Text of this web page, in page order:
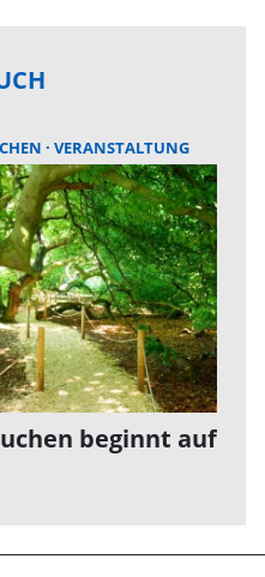
VERANSTALTUNG
beginnt auf